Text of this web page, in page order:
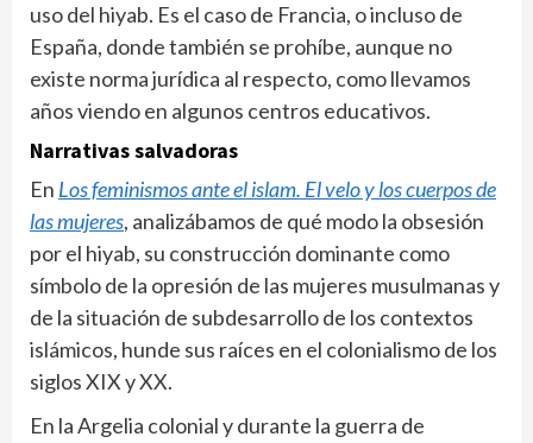
uso del hiyab. Es el caso de Francia, o incluso de
España, donde también se prohíbe, aunque no
existe norma jurídica al respecto, como llevamos
años viendo en algunos centros educativos.
Narrativas salvadoras
En Los feminismos ante el islam. El velo y los cuerpos de
las mujeres, analizábamos de qué modo la obsesión
por el hiyab, su construcción dominante como
símbolo de la opresión de las mujeres musulmanas y
de la situación de subdesarrollo de los contextos
islámicos, hunde sus raíces en el colonialismo de los
siglos XIX y XX.
En la Argelia colonial y durante la guerra de